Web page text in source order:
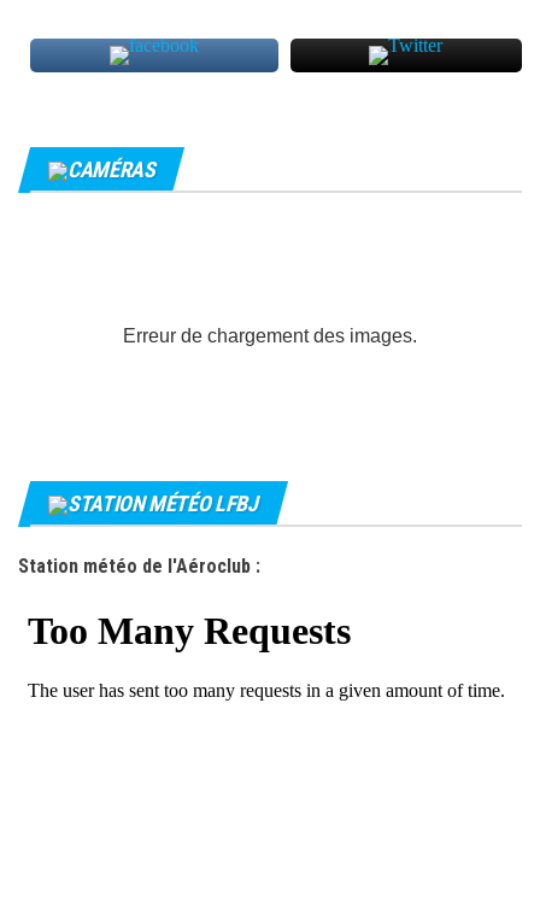
CAMÉRAS
Erreur de chargement des images.
STATION MÉTÉO LFBJ
Station météo de l'Aéroclub :